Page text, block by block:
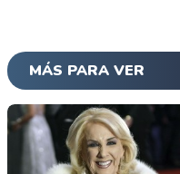
MÁS PARA VER